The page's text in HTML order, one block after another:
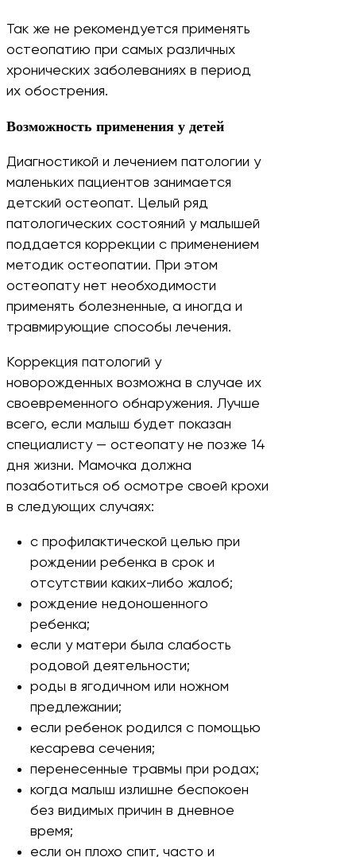
Так же не рекомендуется применять
остеопатию при самых различных
хронических заболеваниях в период
их обострения.
Возможность применения у детей
Диагностикой и лечением патологии у
маленьких пациентов занимается
детский остеопат. Целый ряд
патологических состояний у малышей
поддается коррекции с применением
методик остеопатии. При этом
остеопату нет необходимости
применять болезненные, а иногда и
травмирующие способы лечения.
Коррекция патологий у
новорожденных возможна в случае их
своевременного обнаружения. Лучше
всего, если малыш будет показан
специалисту — остеопату не позже 14
дня жизни. Мамочка должна
позаботиться об осмотре своей крохи
в следующих случаях:
с профилактической целью при
рождении ребенка в срок и
отсутствии каких-либо жалоб;
рождение недоношенного
ребенка;
если у матери была слабость
родовой деятельности;
роды в ягодичном или ножном
предлежании;
если ребенок родился с помощью
кесарева сечения;
перенесенные травмы при родах;
когда малыш излишне беспокоен
без видимых причин в дневное
время;
если он плохо спит, часто и